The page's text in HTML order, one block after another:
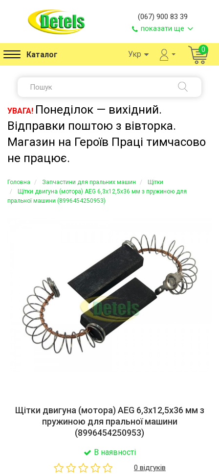
(067) 900 83 39
показати ще
Каталог Укр 0
УВАГА! Понеділок — вихідний.
Відправки поштою з вівторка.
Магазин на Героїв Праці тимчасово
не працює.
Головна Запчастини для пральних машин
Щітки
Щітки двигуна (мотора) AEG 6,3x12,5x36 мм з пружиною для
пральної машини (8996454250953)
Щітки двигуна (мотора) AEG 6,3x12,5x36 мм з
пружиною для пральної машини
(8996454250953)
В наявності
0 відгуків